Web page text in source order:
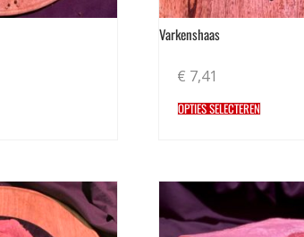
Varkenshaas
€ 7,41
OPTIES SELECTEREN